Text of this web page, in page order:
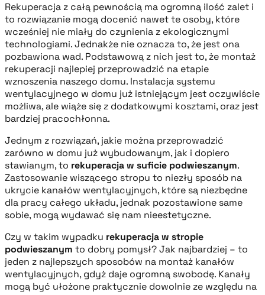
Rekuperacja z całą pewnością ma ogromną ilość zalet i
to rozwiązanie mogą docenić nawet te osoby, które
wcześniej nie miały do czynienia z ekologicznymi
technologiami. Jednakże nie oznacza to, że jest ona
pozbawiona wad. Podstawową z nich jest to, że montaż
rekuperacji najlepiej przeprowadzić na etapie
wznoszenia naszego domu. Instalacja systemu
wentylacyjnego w domu już istniejącym jest oczywiście
możliwa, ale wiąże się z dodatkowymi kosztami, oraz jest
bardziej pracochłonna.
Jednym z rozwiązań, jakie można przeprowadzić
zarówno w domu już wybudowanym, jak i dopiero
stawianym, to rekuperacja w suficie podwieszanym.
Zastosowanie wiszącego stropu to niezły sposób na
ukrycie kanałów wentylacyjnych, które są niezbędne
dla pracy całego układu, jednak pozostawione same
sobie, mogą wydawać się nam nieestetyczne.
Czy w takim wypadku rekuperacja w stropie
podwieszanym to dobry pomysł? Jak najbardziej – to
jeden z najlepszych sposobów na montaż kanałów
wentylacyjnych, gdyż daje ogromną swobodę. Kanały
mogą być ułożone praktycznie dowolnie ze względu na